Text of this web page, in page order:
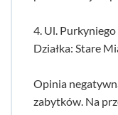
4. Ul.
Działka: Stare
Opinia
zabytków. Na